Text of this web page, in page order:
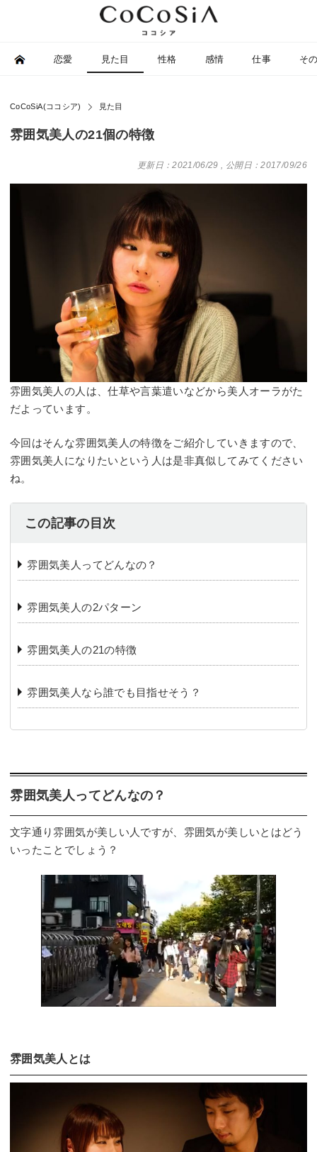
恋愛 見た目 性格 感情 仕事 そ
CoCoSiA(ココシア) 見た目
雰囲気美人の21個の特徴
更新日：2021/06/29 , 公開日：2017/09/26
雰囲気美人の人は、仕草や言葉遣いなどから美人オーラがた
だよっています。
今回はそんな雰囲気美人の特徴をご紹介していきますので、
雰囲気美人になりたいという人は是非真似してみてください
ね。
この記事の目次
️雰囲気美人ってどんなの？
️雰囲気美人の2パターン
️雰囲気美人の21の特徴
️雰囲気美人なら誰でも目指せそう？
️雰囲気美人ってどんなの？
文字通り雰囲気が美しい人ですが、雰囲気が美しいとはどう
いったことでしょう？
雰囲気美人とは